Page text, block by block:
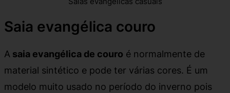
Saia evangélica couro
A saia evangélica de couro é normalmente de
material sintético e pode ter várias cores. É um
modelo muito usado no período do inverno pois